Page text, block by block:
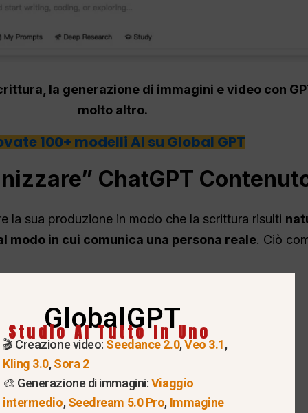
la generazione di immagini e video con
molto altro.
100+ modelli AI su Global GPT
ChatGPT
la sua produzione in modo che la scrittura risulti
modo in cui comunica una persona reale. Ciò
GlobalGPT
Studio AI Tutto In Uno
🎬 Creazione video: Seedance 2.0,Veo 3.1,
Kling 3.0,Sora 2
🎨 Generazione di immagini:Viaggio
intermedio,Seedream 5.0 Pro, Immagine